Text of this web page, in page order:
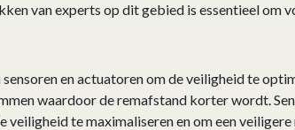
van experts op dit gebied is essentieel om
en actuatoren om de veiligheid te
waardoor de remafstand korter wordt.
te maximaliseren en om een